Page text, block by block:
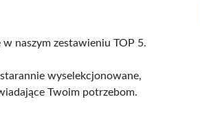
naszym zestawieniu TOP 5.
wyselekcjonowane,
Twoim potrzebom.